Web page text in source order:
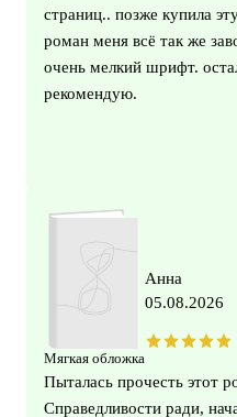
страниц.. позже купила
роман меня всё так же
очень мелкий шрифт.
рекомендую.
Мягкая обложка
Анна
05.08.2026
Пыталась прочесть этот
Справедливости ради,